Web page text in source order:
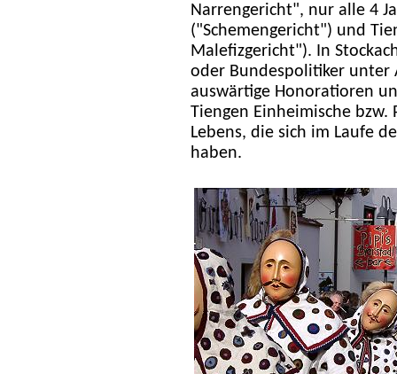
Narrengericht", nur alle 4
("Schemengericht") und
Malefizgericht"). In
oder Bundespolitiker unter
auswärtige Honoratioren
Tiengen Einheimische
Lebens, die sich im Laufe
haben.